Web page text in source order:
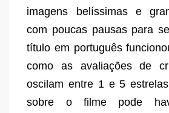
imagens belíssimas e
com poucas pausas para
título em português
como as avaliações de
oscilam entre 1 e 5
sobre o filme pode